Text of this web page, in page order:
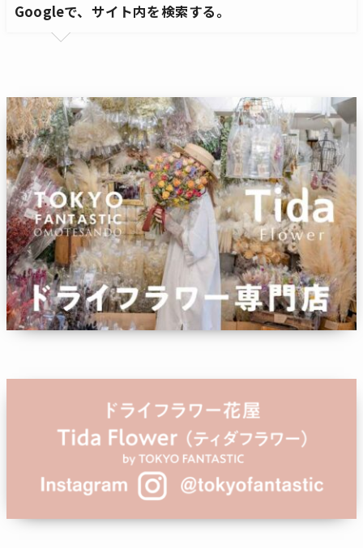
Googleで、サイト内を検索する。